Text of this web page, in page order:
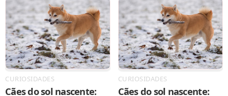
CURIOSIDADES
Cães do sol nascente:
CURIOSIDADES
Cães do sol nascente: